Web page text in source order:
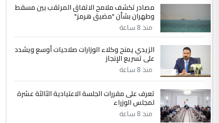
الجواهري يرد على صدام حسين سل
مضجعيك يابن الزنا (نص كامل)
5
التعليق : تحياتي لك استاذ حامدتركان. كلام
دقيق ومسؤول؛ فالاستثمار الحقيقي للإنسان
الموضوع :
بين الإهمال واغتصاب الأرض.. بلاد
الرافدين تعاني الجفاف والتصحر!!
مصادر تكشف ملامح الاتفاق المرتقب بين مسقط
وطهران بشأن "مضيق هرمز"
منذ 8 ساعة
الزيدي يمنح وكلاء الوزارات صلاحيات أوسع ويشدد
على تسريع الإنجاز
منذ 8 ساعة
تعرف على مقررات الجلسة الاعتيادية الثالثة عشرة
لمجلس الوزراء
منذ 8 ساعة